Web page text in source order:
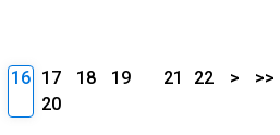
16 17 18
19
20
21 22 > >>